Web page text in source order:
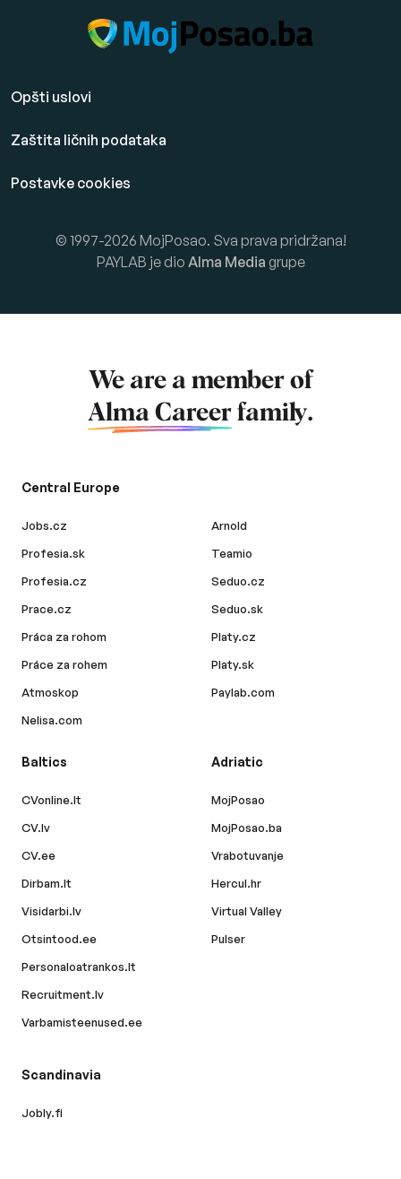
Opšti uslovi
Zaštita ličnih podataka
Postavke cookies
© 1997-2026 MojPosao. Sva prava pridržana!
PAYLAB je dio Alma Media grupe
We are a member of
Alma Career family.
Central Europe
Jobs.cz
Profesia.sk
Profesia.cz
Prace.cz
Práca za rohom
Práce za rohem
Atmoskop
Nelisa.com
Arnold
Teamio
Seduo.cz
Seduo.sk
Platy.cz
Platy.sk
Paylab.com
Baltics
CVonline.lt
CV.lv
CV.ee
Dirbam.lt
Visidarbi.lv
Otsintood.ee
Personaloatrankos.lt
Recruitment.lv
Varbamisteenused.ee
Adriatic
MojPosao
MojPosao.ba
Vrabotuvanje
Hercul.hr
Virtual Valley
Pulser
Scandinavia
Jobly.fi